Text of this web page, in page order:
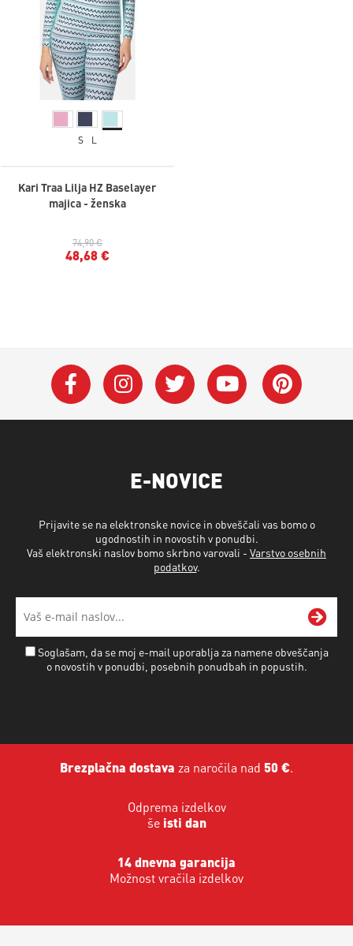
S L
Kari Traa Lilja HZ Baselayer
majica - ženska
74,90 €
48,68 €
E-NOVICE
Prijavite se na elektronske novice in obveščali vas bomo o
ugodnostih in novostih v ponudbi.
Vaš elektronski naslov bomo skrbno varovali - Varstvo osebnih
podatkov.
Soglašam, da se moj e-mail uporablja za namene obveščanja
o novostih v ponudbi, posebnih ponudbah in popustih.
Brezplačna dostava za naročila nad 50 €.
Odprema izdelkov
še isti dan
14 dnevna garancija
Možnost vračila izdelkov